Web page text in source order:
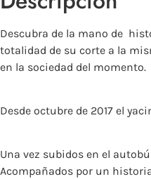
Descubra de la mano de
totalidad de su corte a la
en la sociedad del momento.
Desde octubre de 2017 el
Una vez subidos en el
Acompañados por un